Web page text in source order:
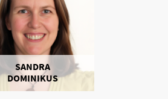
SANDRA
DOMINIKUS